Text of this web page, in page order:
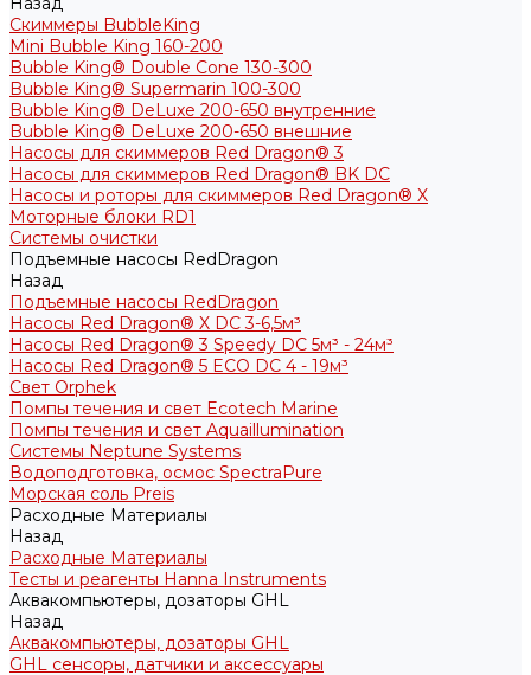
Скиммеры BubbleKing
Mini Bubble King 160-200
Bubble King® Double Cone 130-300
Bubble King® Supermarin 100-300
Bubble King® DeLuxe 200-650 внутренние
Bubble King® DeLuxe 200-650 внешние
Насосы для скиммеров Red Dragon® 3
Насосы для скиммеров Red Dragon® BK DC
Насосы и роторы для скиммеров Red Dragon® X
Моторные блоки RD1
Системы очистки
Подъемные насосы RedDragon
Назад
Подъемные насосы RedDragon
Насосы Red Dragon® X DC 3-6,5м³
Насосы Red Dragon® 3 Speedy DC 5м³ - 24м³
Насосы Red Dragon® 5 ECO DC 4 - 19м³
Свет Orphek
Помпы течения и свет Ecotech Marine
Помпы течения и свет Aquaillumination
Системы Neptune Systems
Водоподготовка, осмос SpectraPure
Морская соль Preis
Расходные Материалы
Назад
Расходные Материалы
Тесты и реагенты Hanna Instruments
Аквакомпьютеры, дозаторы GHL
Назад
Аквакомпьютеры, дозаторы GHL
GHL сенсоры, датчики и аксессуары